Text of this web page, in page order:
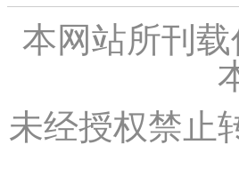
本网站所刊
未经授权禁止